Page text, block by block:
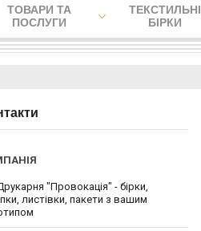
ТОВАРИ ТА
ПОСЛУГИ
ТЕКСТИЛЬНІ
БІРКИ
"Провокація" - бірки,
листівки, пакети з вашим